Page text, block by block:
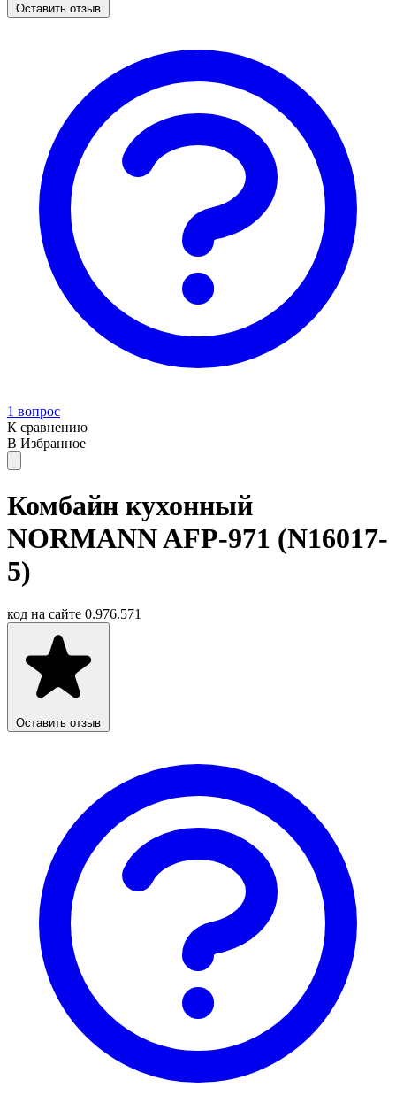
Оставить отзыв
1 вопрос
К сравнению
В Избранное
Комбайн кухонный
NORMANN AFP-971 (N16017-
5)
код на сайте 0.976.571
Оставить отзыв